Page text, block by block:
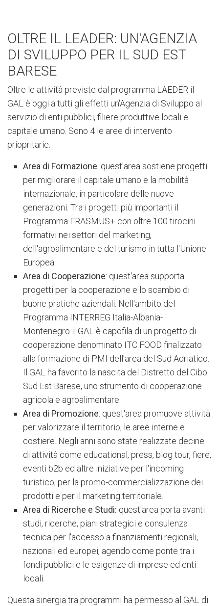
OLTRE IL LEADER: UN'AGENZIA
DI SVILUPPO PER IL SUD EST
BARESE
Oltre le attività previste dal programma LAEDER il
GAL è oggi a tutti gli effetti un'Agenzia di Sviluppo al
servizio di enti pubblici, filiere produttive locali e
capitale umano. Sono 4 le aree di intervento
priopritarie.
Area di Formazione: quest'areasostiene progetti
per migliorare il capitale umano e la mobilità
internazionale, in particolare delle nuove
generazioni. Tra i progetti più importanti il
Programma ERASMUS+ con oltre 100 tirocini
formativi nei settori del marketing,
dell'agroalimentare e del turismo in ​​tutta l'Unione
Europea.
Area di Cooperazione: quest'area supporta
progetti per la cooperazione e lo scambio di
buone pratiche aziendali. Nell'ambito del
Programma INTERREG Italia-Albania-
Montenegro il GAL è capofila di un progetto di
cooperazione denominato ITC FOOD finalizzato
alla formazione di PMI dell'area del Sud Adriatico.
Il GAL ha favorito la nascita del Distretto del Cibo
Sud Est Barese, uno strumento di cooperazione
agricola e agroalimentare.
Area di Promozione: quest'area promuove attività
per valorizzare il territorio, le aree interne e
costiere. Negli anni sono state realizzate decine
di attività come educational, press, blog tour, fiere,
eventi b2b ed altre iniziative per l'incoming
turistico, per la promo-commercializzazione dei
prodotti e per il marketing territoriale.
Area di Ricerche e Studi: quest'area porta avanti
studi, ricerche, piani strategici e consulenza
tecnica per l'accesso a finanziamenti regionali,
nazionali ed europei, agendo come ponte tra i
fondi pubblici e le esigenze di imprese ed enti
locali.
Questa sinergia tra programmi ha permesso al GAL di